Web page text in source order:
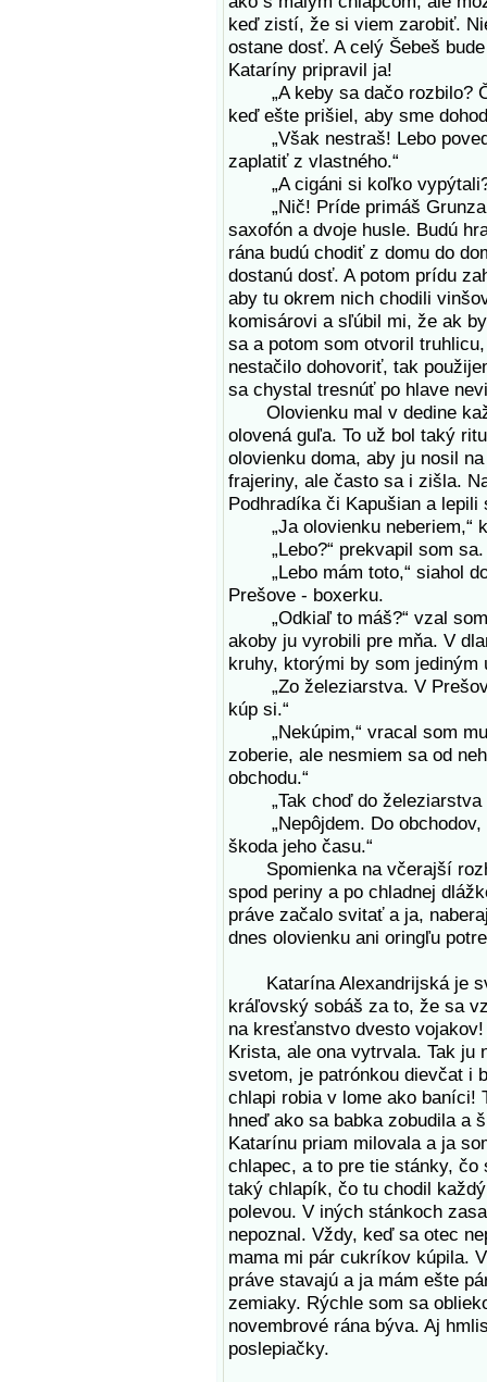
keď zistí, že si viem zarobiť.
ostane dosť. A celý Šebeš
Kataríny pripravil ja!
„A keby sa dačo rozbilo?
keď ešte prišiel, aby sme
„Však nestraš! Lebo
zaplatiť z vlastného.“
„A cigáni si koľko
„Nič! Príde primáš Grunza
saxofón a dvoje husle. Budú
rána budú chodiť z domu do
dostanú dosť. A potom prídu
aby tu okrem nich chodili
komisárovi a sľúbil mi, že ak
sa a potom som otvoril
nestačilo dohovoriť, tak
sa chystal tresnúť po hlave
Olovienku mal v dedine
olovená guľa. To už bol taký
olovienku doma, aby ju nosil
frajeriny, ale často sa i zišla.
Podhradíka či Kapušian a lepili
„Ja olovienku neberiem,“
„Lebo?“ prekvapil som sa.
„Lebo mám toto,“ siahol do
Prešove - boxerku.
„Odkiaľ to máš?“ vzal som
akoby ju vyrobili pre mňa. V
kruhy, ktorými by som
„Zo železiarstva. V
kúp si.“
„Nekúpim,“ vracal som mu
zoberie, ale nesmiem sa od
obchodu.“
„Tak choď do železiarstva
„Nepôjdem. Do obchodov,
škoda jeho času.“
Spomienka na včerajší
spod periny a po chladnej
práve začalo svitať a ja,
dnes olovienku ani oringľu
Katarína Alexandrijská je
kráľovský sobáš za to, že sa
na kresťanstvo dvesto
Krista, ale ona vytrvala. Tak ju
svetom, je patrónkou dievčat i
chlapi robia v lome ako baníci!
hneď ako sa babka zobudila a
Katarínu priam milovala a ja
chlapec, a to pre tie stánky,
taký chlapík, čo tu chodil
polevou. V iných stánkoch
nepoznal. Vždy, keď sa otec
mama mi pár cukríkov kúpila.
práve stavajú a ja mám ešte
zemiaky. Rýchle som sa
novembrové rána býva. Aj
poslepiačky.